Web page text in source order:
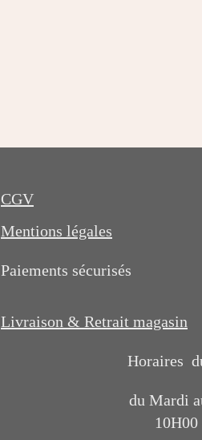
CGV
Mentions légales
Paiements sécurisés
Livraison & Retrait magasin
Horaires
du Mardi